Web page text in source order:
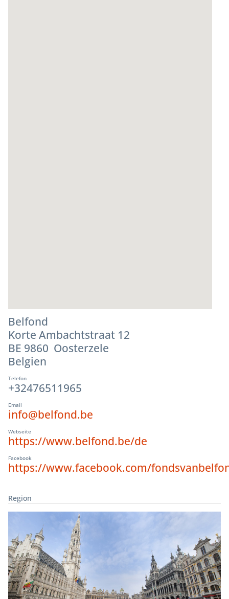
Belfond
Korte Ambachtstraat 12
BE 9860 Oosterzele
Belgien
Telefon
+32476511965
Email
info@belfond.be
Webseite
https://www.belfond.be/de
Facebook
https://www.facebook.com/
Region